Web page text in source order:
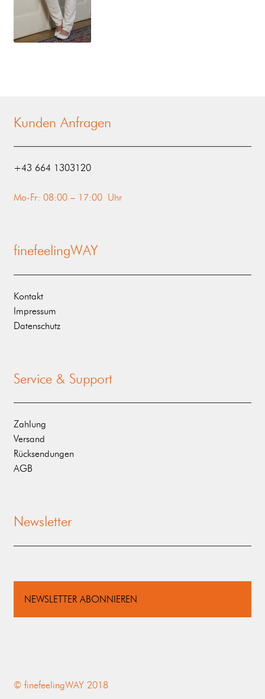
Kunden Anfragen
‭+43 664 1303120‬
Mo-Fr: 08:00 – 17:00 Uhr
finefeelingWAY
Kontakt
Impressum
Datenschutz
Service & Support
Zahlung
Versand
Rücksendungen
AGB
Newsletter
NEWSLETTER ABONNIEREN
© finefeelingWAY 2018